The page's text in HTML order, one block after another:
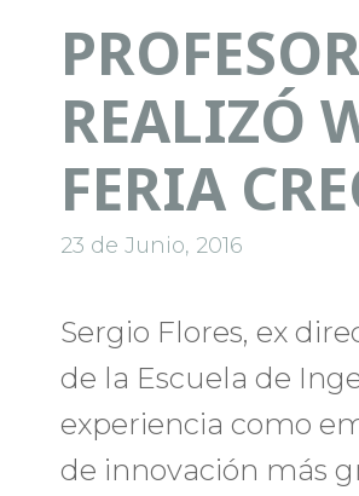
REALIZÓ
FERIA
23 de Junio, 2016
Sergio Flores, ex
de la Escuela de
experiencia como
de innovación más